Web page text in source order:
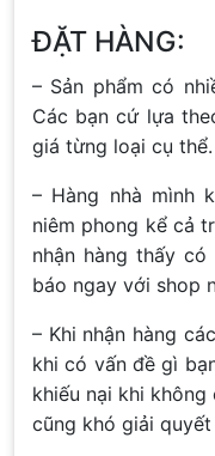
ĐẶT HÀNG:
– Sản phẩm có
Các bạn cứ lựa
giá từng loại cụ thể.
– Hàng nhà mình
niêm phong kể cả
nhận hàng thấy
báo ngay với shop
– Khi nhận hàng
khi có vấn đề gì
khiếu nại khi
cũng khó giải